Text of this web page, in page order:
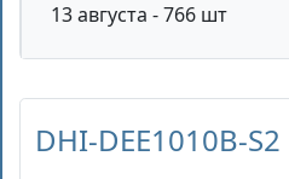
13 августа - 766 шт
DHI-DEE1010B-S2